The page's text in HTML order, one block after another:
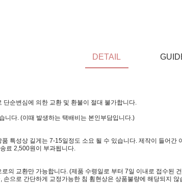
DETAIL
순변심에 의한 교환 및 환불이 절대 불가합니다.
니다. (이때 발생하는 택배비는 본인부담입니다.)
특성상 길게는 7-15일정도 소요 될 수 있습니다. 제작이 들어
료 2,500원이 부과됩니다.
의 교환만 가능합니다. (제품 수령일로 부터 7일 이내로 접수
손으로 간단하게 교정가능한 침 휨현상은 상품불량에 해당되지 않